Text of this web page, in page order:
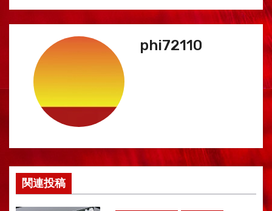
ナ
ゲ
ー
ン
phi72110
関連投稿